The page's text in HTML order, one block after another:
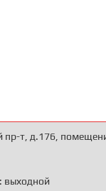
пр-т, д.176,
выходной